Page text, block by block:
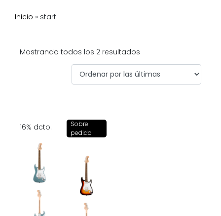
Inicio » start
Mostrando todos los 2 resultados
16% dcto.
Sobre
pedido